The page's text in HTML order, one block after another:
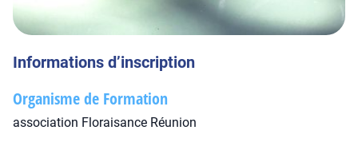
Informations d’inscription
Organisme de Formation
association Floraisance Réunion